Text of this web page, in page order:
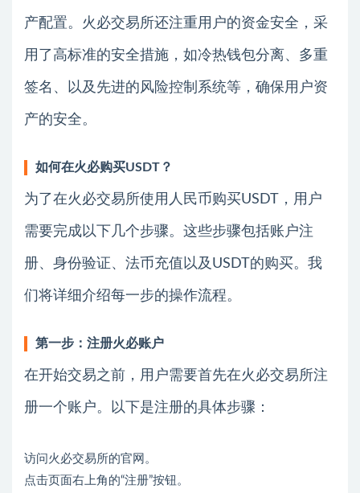
产配置。火必交易所还注重用户的资金安全，采
用了高标准的安全措施，如冷热钱包分离、多重
签名、以及先进的风险控制系统等，确保用户资
产的安全。
如何在火必购买USDT？
为了在火必交易所使用人民币购买USDT，用户
需要完成以下几个步骤。这些步骤包括账户注
册、身份验证、法币充值以及USDT的购买。我
们将详细介绍每一步的操作流程。
第一步：注册火必账户
在开始交易之前，用户需要首先在火必交易所注
册一个账户。以下是注册的具体步骤：
访问火必交易所的官网。
点击页面右上角的“注册”按钮。